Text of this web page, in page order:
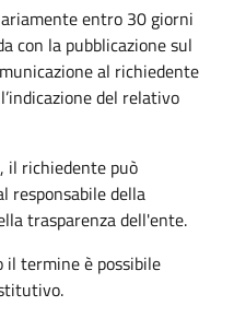
entro 30 giorni
con la pubblicazione sul
al richiedente
del relativo
il richiedente può
responsabile della
trasparenza dell'ente.
il termine è possibile